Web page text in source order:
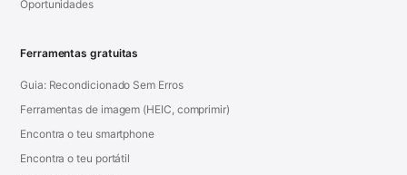
Oportunidades
Ferramentas gratuitas
Guia: Recondicionado Sem Erros
Ferramentas de imagem (HEIC, comprimir)
Encontra o teu smartphone
Encontra o teu portátil